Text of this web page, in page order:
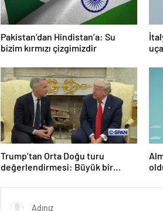
Pakistan’dan Hindistan’a: Su
bizim kırmızı çizgimizdir
Trump’tan Orta Doğu turu
değerlendirmesi: Büyük bir